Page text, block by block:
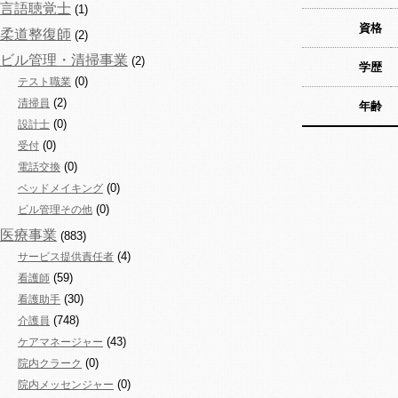
言語聴覚士 (1)
柔道整復師 (2)
ビル管理・清掃事業 (2)
テスト職業 (0)
清掃員 (2)
設計士 (0)
受付 (0)
電話交換 (0)
ベッドメイキング (0)
ビル管理その他 (0)
医療事業 (883)
サービス提供責任者 (4)
看護師 (59)
看護助手 (30)
介護員 (748)
ケアマネージャー (43)
院内クラーク (0)
院内メッセンジャー (0)
資格
学歴
年齢